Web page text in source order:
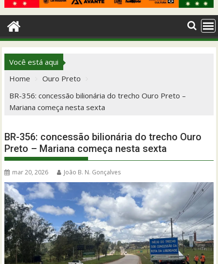
Você está aqui
Home
Ouro Preto
BR-356: concessão bilionária do trecho Ouro Preto –
Mariana começa nesta sexta
BR-356: concessão bilionária do trecho Ouro
Preto – Mariana começa nesta sexta
mar 20, 2026 João B. N. Gonçalves